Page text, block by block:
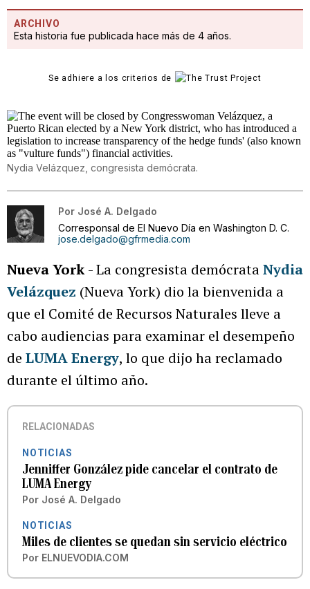
ARCHIVO
Esta historia fue publicada hace más de 4 años.
Se adhiere a los criterios de
Nydia Velázquez, congresista demócrata.
Por José A. Delgado
Corresponsal de El Nuevo Día en Washington D. C.
jose.delgado@gfrmedia.com
Nueva York- La congresista demócrataNydia
Velázquez (Nueva York) dio la bienvenida a
que el Comité de Recursos Naturales lleve a
cabo audiencias para examinar el desempeño
de LUMA Energy, lo que dijo ha reclamado
durante el último año.
RELACIONADAS
NOTICIAS
Jenniffer González pide cancelar el contrato de
LUMA Energy
Por José A. Delgado
NOTICIAS
Miles de clientes se quedan sin servicio eléctrico
Por ELNUEVODIA.COM